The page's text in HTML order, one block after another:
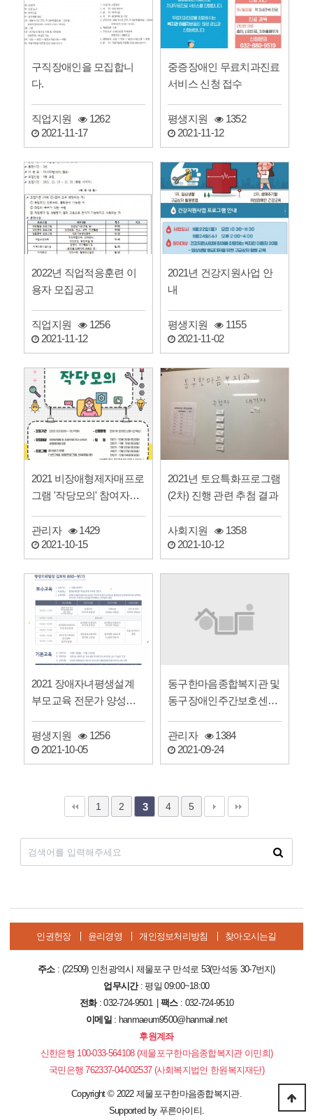
구직장애인을 모집합니
다.
직업지원
1262
2021-11-17
중증장애인 무료치과진료
서비스 신청 접수
평생지원
1352
2021-11-12
2022년 직업적응훈련 이
용자 모집공고
직업지원
1256
2021-11-12
2021년 건강지원사업 안
내
평생지원
1155
2021-11-02
2021 비장애형제자매프로
그램 '작당모의' 참여자를
관리자
1429
2021-10-15
2021년 토요특화프로그램
(2차) 진행 관련 추첨 결과
사회지원
1358
2021-10-12
2021 장애자녀평생설계
부모교육 전문가 양성교
평생지원
1256
2021-10-05
동구한마음종합복지관 및
동구장애인주간보호센터
회…
관리자
1384
2021-09-24
1 2 3 4 5
인권헌장 윤리경영 개인정보처리방침 찾아오시는길
주소: (22509) 인천광역시 제물포구 만석로 53(만석동 30-7번지)
업무시간: 평일 09:00~18:00
전화: 032-724-9501 |팩스: 032-724-9510
이메일: hanmaeum9500@hanmail.net
후원계좌
신한은행 100-033-564108 (제물포구한마음종합복지관 이민희)
국민은행 762337-04-002537 (사회복지법인 한원복지재단)
Copyright ©2022 제물포구한마음종합복지관.
Supported by 푸른아이티.